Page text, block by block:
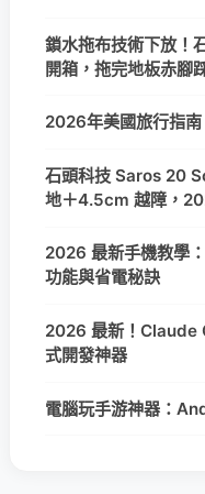
鎖水拖布技術下放！
開箱，拖完地板赤腳
2026年美國旅行指
石頭科技 Saros 20
地＋4.5cm 越障，
2026 最新手機教學
功能與省電秘訣
2026 最新！Claude
式開發神器
電腦玩手游神器：